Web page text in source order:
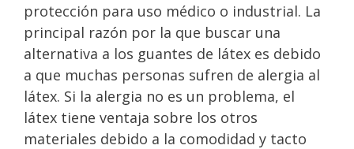
protección para uso médico o industrial. La
principal razón por la que buscar una
alternativa a los guantes de látex es debido
a que muchas personas sufren de alergia al
látex. Si la alergia no es un problema, el
látex tiene ventaja sobre los otros
materiales debido a la comodidad y tacto